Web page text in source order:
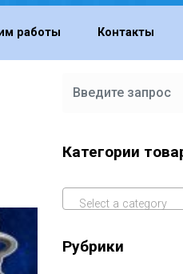
работы Контакты
Категории
Select a category
Рубрики